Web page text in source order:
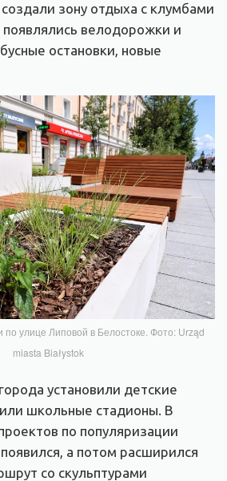
зону отдыха с клумбами
велодорожки и
остановки, новые
по улице Липовой в Белостоке. Фото: Urząd
miasta Białystok
установили детские
школьные стадионы. В
по популяризации
а потом расширился
со скульптурами